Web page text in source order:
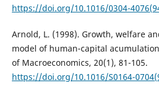
https://doi.org/10.1016/0304-
Arnold, L. (1998). Growth, welfare
model of human-capital
of Macroeconomics, 20(1), 81-105.
https://doi.org/10.1016/S0164-